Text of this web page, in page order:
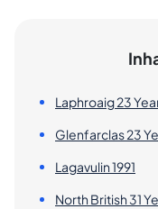
Laphroaig 23
Glenfarclas 23
Lagavulin 1991
North British 31